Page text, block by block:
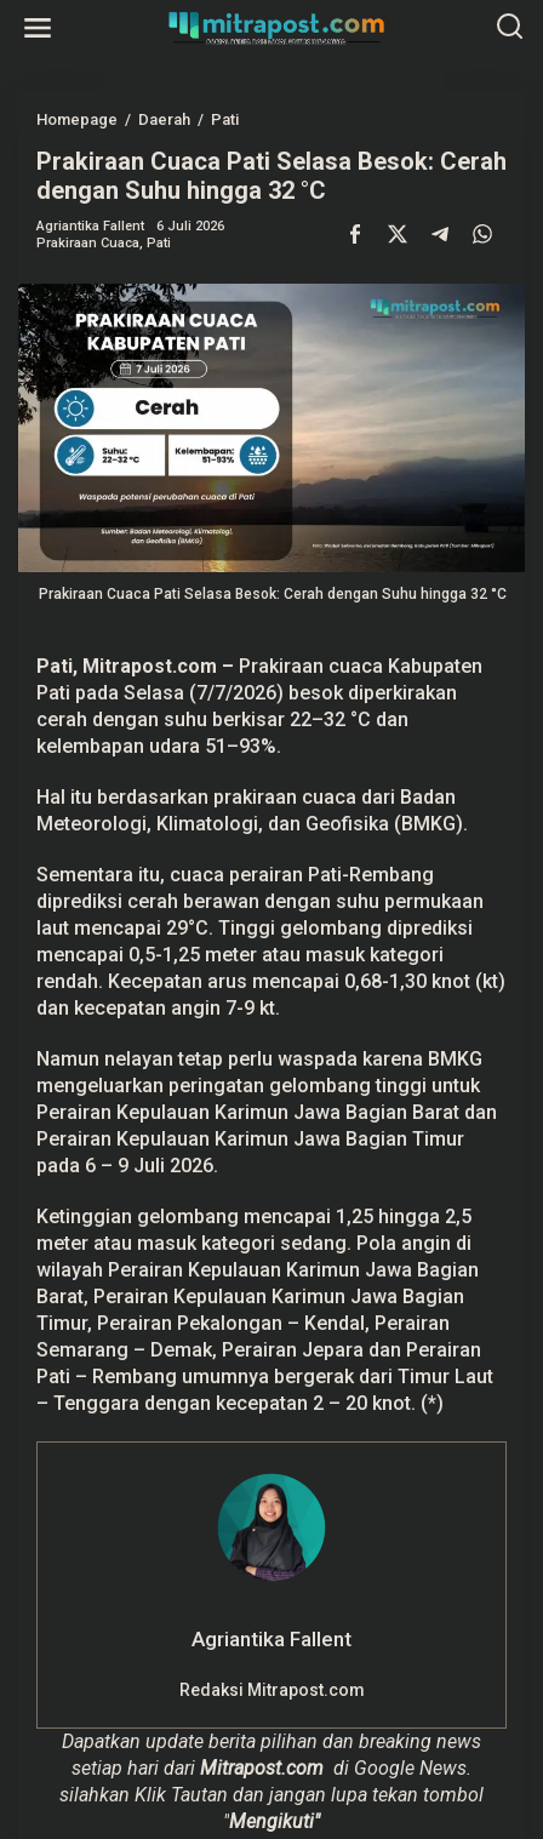
Homepage / Daerah / Pati
a
k
i
C
u
a
c
a
a
i
S
e
a
B
e
s
C
e
r
a
h
d
n
a
u
h
u
h
i
n
g
g
2
°
C
Prakiraan Cuaca Pati Selasa Besok: Cerah
dengan Suhu hingga 32 °C
Agriantika Fallent
6 Juli 2026
Prakiraan Cuaca, Pati
Prakiraan Cuaca Pati Selasa Besok: Cerah dengan Suhu hingga 32 °C
Pati, Mitrapost.com – Prakiraan cuaca Kabupaten
Pati pada Selasa (7/7/2026) besok diperkirakan
cerah dengan suhu berkisar 22–32 °C dan
kelembapan udara 51–93%.
Hal itu berdasarkan prakiraan cuaca dari Badan
Meteorologi, Klimatologi, dan Geofisika (BMKG).
Sementara itu, cuaca perairan Pati-Rembang
diprediksi cerah berawan dengan suhu permukaan
laut mencapai 29°C. Tinggi gelombang diprediksi
mencapai 0,5-1,25 meter atau masuk kategori
rendah. Kecepatan arus mencapai 0,68-1,30 knot (kt)
dan kecepatan angin 7-9 kt.
Namun nelayan tetap perlu waspada karena BMKG
mengeluarkan peringatan gelombang tinggi untuk
Perairan Kepulauan Karimun Jawa Bagian Barat dan
Perairan Kepulauan Karimun Jawa Bagian Timur
pada 6 – 9 Juli 2026.
Ketinggian gelombang mencapai 1,25 hingga 2,5
meter atau masuk kategori sedang. Pola angin di
wilayah Perairan Kepulauan Karimun Jawa Bagian
Barat, Perairan Kepulauan Karimun Jawa Bagian
Timur, Perairan Pekalongan – Kendal, Perairan
Semarang – Demak, Perairan Jepara dan Perairan
Pati – Rembang umumnya bergerak dari Timur Laut
– Tenggara dengan kecepatan 2 – 20 knot. (*)
Agriantika Fallent
Redaksi Mitrapost.com
Dapatkan update berita pilihan dan breaking news
setiap hari dari Mitrapost.com di Google News.
silahkan Klik Tautan dan jangan lupa tekan tombol
"Mengikuti"